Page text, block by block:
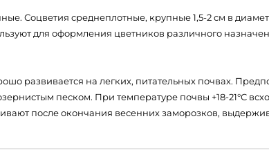
Соцветия среднеплотные, крупные 1,5-2 см в
для оформления цветников различного
развивается на легких, питательных почвах.
песком. При температуре почвы +18-21°С
после окончания весенних заморозков,